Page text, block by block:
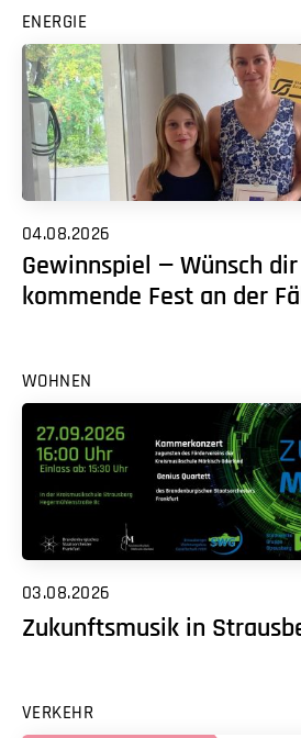
ENERGIE
04.08.2026
Gewinnspiel — Wünsch
kommende Fest an der
WOHNEN
03.08.2026
Zukunftsmusik in
VERKEHR